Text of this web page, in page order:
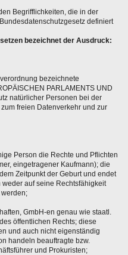
Begrifflichkeiten, die in der
definiert
bezeichnet der Ausdruck:
bezeichnete
PARLAMENTS UND
natürlicher Personen bei der
freien Datenverkehr und zur
Person die Rechte und Pflichten
eingetragener Kaufmann); die
Zeitpunkt der Geburt und endet
auf seine Rechtsfähigkeit
GmbH-en genau wie staatl.
öffentlichen Rechts; diese
und auch nicht eigenständig
handeln beauftragte bzw.
und Prokuristen;